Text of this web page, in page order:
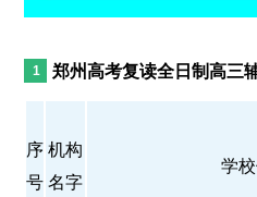
郑州高考复读全日制高三
序
号
机构
名字
学